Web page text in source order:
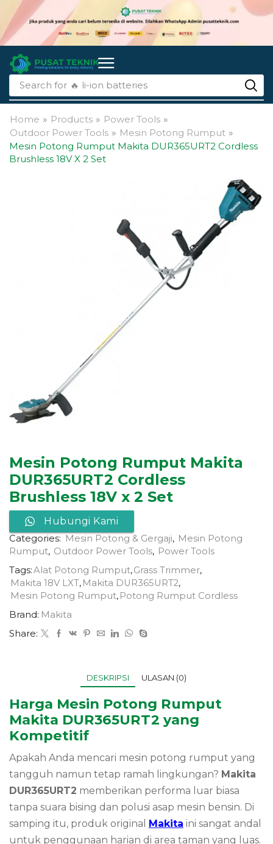
Search for 🔥 li-ion batteries
Home » Products » Power Tools »
Outdoor Power Tools » Mesin Potong Rumput »
Mesin Potong Rumput Makita DUR365URT2 Cordless
Brushless 18V X 2 Set
Mesin Potong Rumput Makita
DUR365URT2 Cordless
Brushless 18V x 2 Set
Hubungi Kami
Categories: Mesin Potong & Gergaji, Mesin Potong
Rumput, Outdoor Power Tools, Power Tools
Tags:Alat Potong Rumput,Grass Trimmer,
Makita 18V LXT, Makita DUR365URT2,
Mesin Potong Rumput, Potong Rumput Cordless
Brand: Makita
Share:
DESKRIPSI ULASAN (0)
Harga Mesin Potong Rumput
Makita DUR365URT2 yang
Kompetitif
Apakah Anda mencari mesin potong rumput yang
tangguh namun tetap ramah lingkungan? Makita
DUR365URT2 memberikan performa luar biasa
tanpa suara bising dan polusi asap mesin bensin. Di
samping itu, produk original Makita ini sangat andal
untuk penggunaan harian di area taman yang luas.